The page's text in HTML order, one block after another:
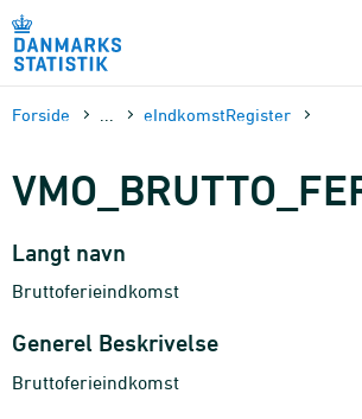
sidens
Forside eIndkomstRegister
Langt navn
Bruttoferieindkomst
Generel Beskrivelse
Bruttoferieindkomst